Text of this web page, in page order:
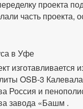
проекта
часть проекта,
в Уфе
изготавливается
OSB-3
Россия и
завода «Башм .